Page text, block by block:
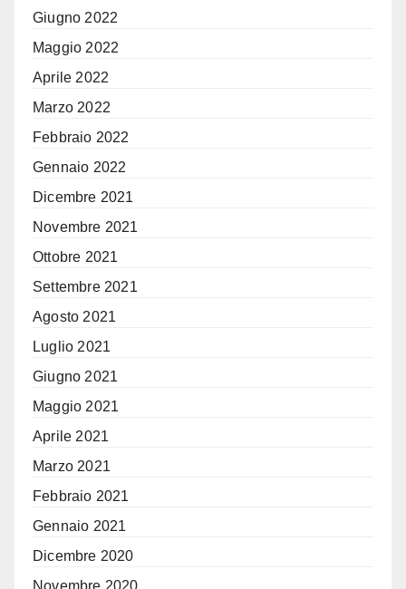
Giugno 2022
Maggio 2022
Aprile 2022
Marzo 2022
Febbraio 2022
Gennaio 2022
Dicembre 2021
Novembre 2021
Ottobre 2021
Settembre 2021
Agosto 2021
Luglio 2021
Giugno 2021
Maggio 2021
Aprile 2021
Marzo 2021
Febbraio 2021
Gennaio 2021
Dicembre 2020
Novembre 2020